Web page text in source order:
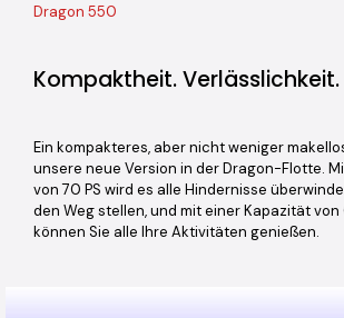
Dragon 550
Kompaktheit.
Ein kompakteres, aber nicht weniger
unsere neue Version in der Dragon-Flotte.
von 70 PS wird es alle Hindernisse
den Weg stellen, und mit einer Kapazität von
können Sie alle Ihre Aktivitäten genießen.